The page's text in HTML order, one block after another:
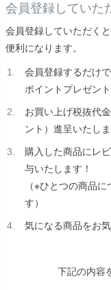
会員登録していた
会員登録していただく
便利になります。
会員登録するだけ
ポイントプレゼント
お買い上げ税抜代
ント）進呈いたしま
購入した商品にレ
与いたします！
（※ひとつの商品
す）
気になる商品をお
下記の内容